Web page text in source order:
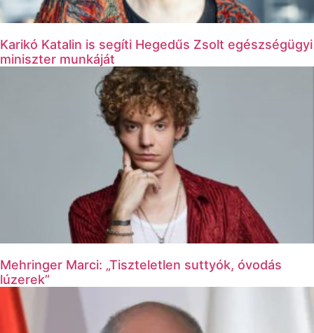
Karikó Katalin is segíti Hegedűs Zsolt egészségügyi
miniszter munkáját
Mehringer Marci: „Tiszteletlen suttyók, óvodás
lúzerek”